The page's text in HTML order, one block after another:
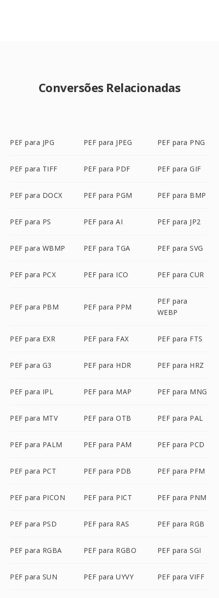
Conversões Relacionadas
PEF para JPG PEF para JPEG PEF para PNG
PEF para TIFF PEF para PDF PEF para GIF
PEF para DOCX PEF para PGM PEF para BMP
PEF para PS PEF para AI PEF para JP2
PEF para WBMP PEF para TGA PEF para SVG
PEF para PCX PEF para ICO PEF para CUR
PEF para PBM PEF para PPM
PEF para
WEBP
PEF para EXR PEF para FAX PEF para FTS
PEF para G3 PEF para HDR PEF para HRZ
PEF para IPL PEF para MAP PEF para MNG
PEF para MTV PEF para OTB PEF para PAL
PEF para PALM PEF para PAM PEF para PCD
PEF para PCT PEF para PDB PEF para PFM
PEF para PICON PEF para PICT PEF para PNM
PEF para PSD PEF para RAS PEF para RGB
PEF para RGBA PEF para RGBO PEF para SGI
PEF para SUN PEF para UYVY PEF para VIFF